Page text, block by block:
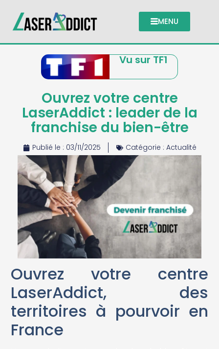
MENU
Vu sur TF1
Ouvrez votre centre
LaserAddict : leader de la
franchise du bien-être
Publié le : 03/11/2025 Catégorie : Actualité
Ouvrez votre centre
LaserAddict, des
territoires à pourvoir en
France